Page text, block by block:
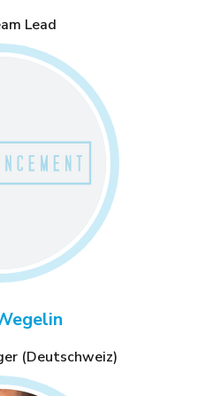
Lead
(Deutschweiz)